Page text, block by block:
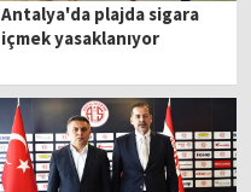
Antalya'da plajda sigara
içmek yasaklanıyor